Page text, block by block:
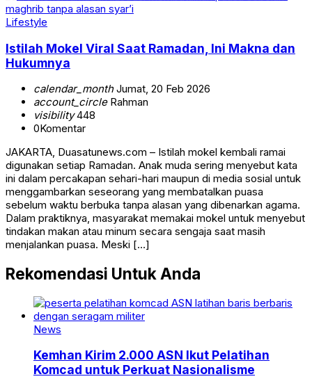
Lifestyle
Istilah Mokel Viral Saat Ramadan, Ini Makna dan
Hukumnya
calendar_monthJumat, 20 Feb 2026
account_circleRahman
visibility448
0Komentar
JAKARTA, Duasatunews.com – Istilah mokel kembali ramai
digunakan setiap Ramadan. Anak muda sering menyebut kata
ini dalam percakapan sehari-hari maupun di media sosial untuk
menggambarkan seseorang yang membatalkan puasa
sebelum waktu berbuka tanpa alasan yang dibenarkan agama.
Dalam praktiknya, masyarakat memakai mokel untuk menyebut
tindakan makan atau minum secara sengaja saat masih
menjalankan puasa. Meski […]
Rekomendasi Untuk Anda
News
Kemhan Kirim 2.000 ASN Ikut Pelatihan
Komcad untuk Perkuat Nasionalisme